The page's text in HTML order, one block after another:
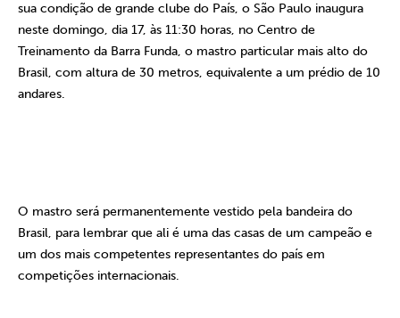
sua condição de grande clube do País, o São Paulo inaugura
neste domingo, dia 17, às 11:30 horas, no Centro de
Treinamento da Barra Funda, o mastro particular mais alto do
Brasil, com altura de 30 metros, equivalente a um prédio de 10
andares.
O mastro será permanentemente vestido pela bandeira do
Brasil, para lembrar que ali é uma das casas de um campeão e
um dos mais competentes representantes do país em
competições internacionais.